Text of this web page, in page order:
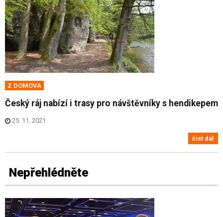
Z DOMOVA
Český ráj nabízí i trasy pro návštěvníky s hendikepem
25. 11. 2021
číst dál
Nepřehlédněte